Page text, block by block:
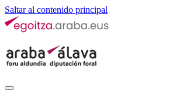
Saltar al contenido principal